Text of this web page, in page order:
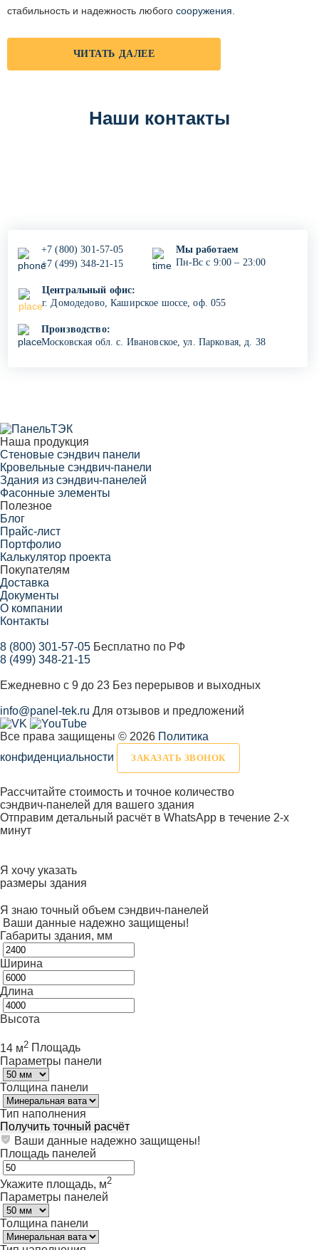
стабильность и надежность любого сооружения.
ЧИТАТЬ ДАЛЕЕ
Наши контакты
+7 (800)301-57-05
+7 (499)348-21-15
Мы работаем
Пн-Вс с 9:00 – 23:00
Центральный офис:
г. Домодедово, Каширское шоссе, оф. 055
Производство:
Московская обл. с. Ивановское, ул. Парковая, д. 38
Наша продукция
Cтеновые сэндвич панели
Кровельные сэндвич-панели
Здания из сэндвич-панелей
Фасонные элементы
Полезное
Блог
Прайс-лист
Портфолио
Калькулятор проекта
Покупателям
Доставка
Документы
О компании
Контакты
8 (800) 301-57-05 Бесплатно по РФ
8 (499) 348-21-15
Ежедневно с 9 до 23 Без перерывов и выходных
info@panel-tek.ru Для отзывов и предложений
Все права защищены © 2026 Политика
конфиденциальности
ЗАКАЗАТЬ ЗВОНОК
Рассчитайте стоимость и точное количество
сэндвич-панелей для вашего здания
Отправим детальный расчёт в WhatsApp в течение 2-х
минут
Я хочу указать
размеры здания
Я знаю точный объем сэндвич-панелей
Ваши данные надежно защищены!
Габариты здания, мм
Ширина
Длина
Высота
14 м2 Площадь
Параметры панели
Толщина панели
Тип наполнения
Получить точный расчёт
Ваши данные надежно защищены!
Площадь панелей
Укажите площадь, м2
Параметры панелей
Толщина панели